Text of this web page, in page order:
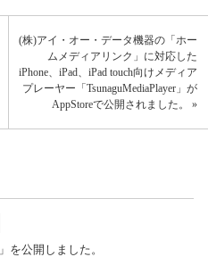
(株)アイ・オー・データ機器の「ホー
ムメディアリンク」に対応した
iPhone、iPad、iPad touch向けメディア
プレーヤー「TsunaguMediaPlayer」が
AppStoreで公開されました。 »
を公開しました。